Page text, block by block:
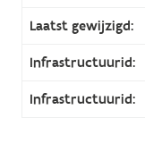
Laatst gewijzigd:
Infrastructuurid:
Infrastructuurid: